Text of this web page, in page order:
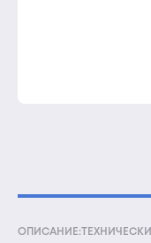
ОПИСАНИЕ: